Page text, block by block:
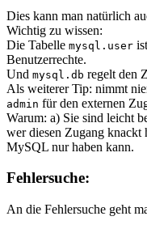
Dies kann man natürlich
Wichtig zu wissen:
Die Tabelle mysql.user
Benutzerrechte.
Und mysql.db regelt den
Als weiterer Tip: nimmt
admin für den externen
Warum: a) Sie sind leicht
wer diesen Zugang knackt
MySQL nur haben kann.
Fehlersuche:
An die Fehlersuche geht